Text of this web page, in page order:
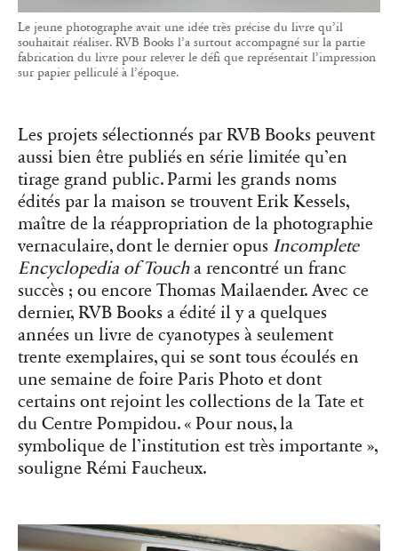
Le jeune photographe avait une idée très précise du livre qu’il
souhaitait réaliser. RVB Books l’a surtout accompagné sur la partie
fabrication du livre pour relever le défi que représentait l’impression
sur papier pelliculé à l’époque.
Les projets sélectionnés par RVB Books peuvent
aussi bien être publiés en série limitée qu’en
tirage grand public. Parmi les grands noms
édités par la maison se trouvent Erik Kessels,
maître de la réappropriation de la photographie
vernaculaire, dont le dernier opus Incomplete
Encyclopedia of Toucha rencontré un franc
succès ; ou encore Thomas Mailaender. Avec ce
dernier, RVB Books a édité il y a quelques
années un livre de cyanotypes à seulement
trente exemplaires, qui se sont tous écoulés en
une semaine de foire Paris Photo et dont
certains ont rejoint les collections de la Tate et
du Centre Pompidou. « Pour nous, la
symbolique de l’institution est très importante »,
souligne Rémi Faucheux.